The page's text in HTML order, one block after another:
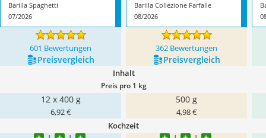
Barilla Spaghetti
07/2026
Barilla Collezione Farfalle
08/2026
601 Bewertungen 362 Bewertungen
Preis­vergleich Preis­vergleich
Inhalt
Preis pro 1 kg
12 x 400 g
6,92 €
500 g
4,98 €
Kochzeit